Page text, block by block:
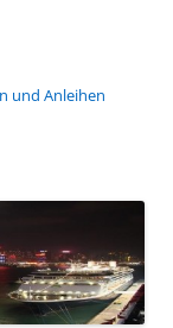
und Anleihen